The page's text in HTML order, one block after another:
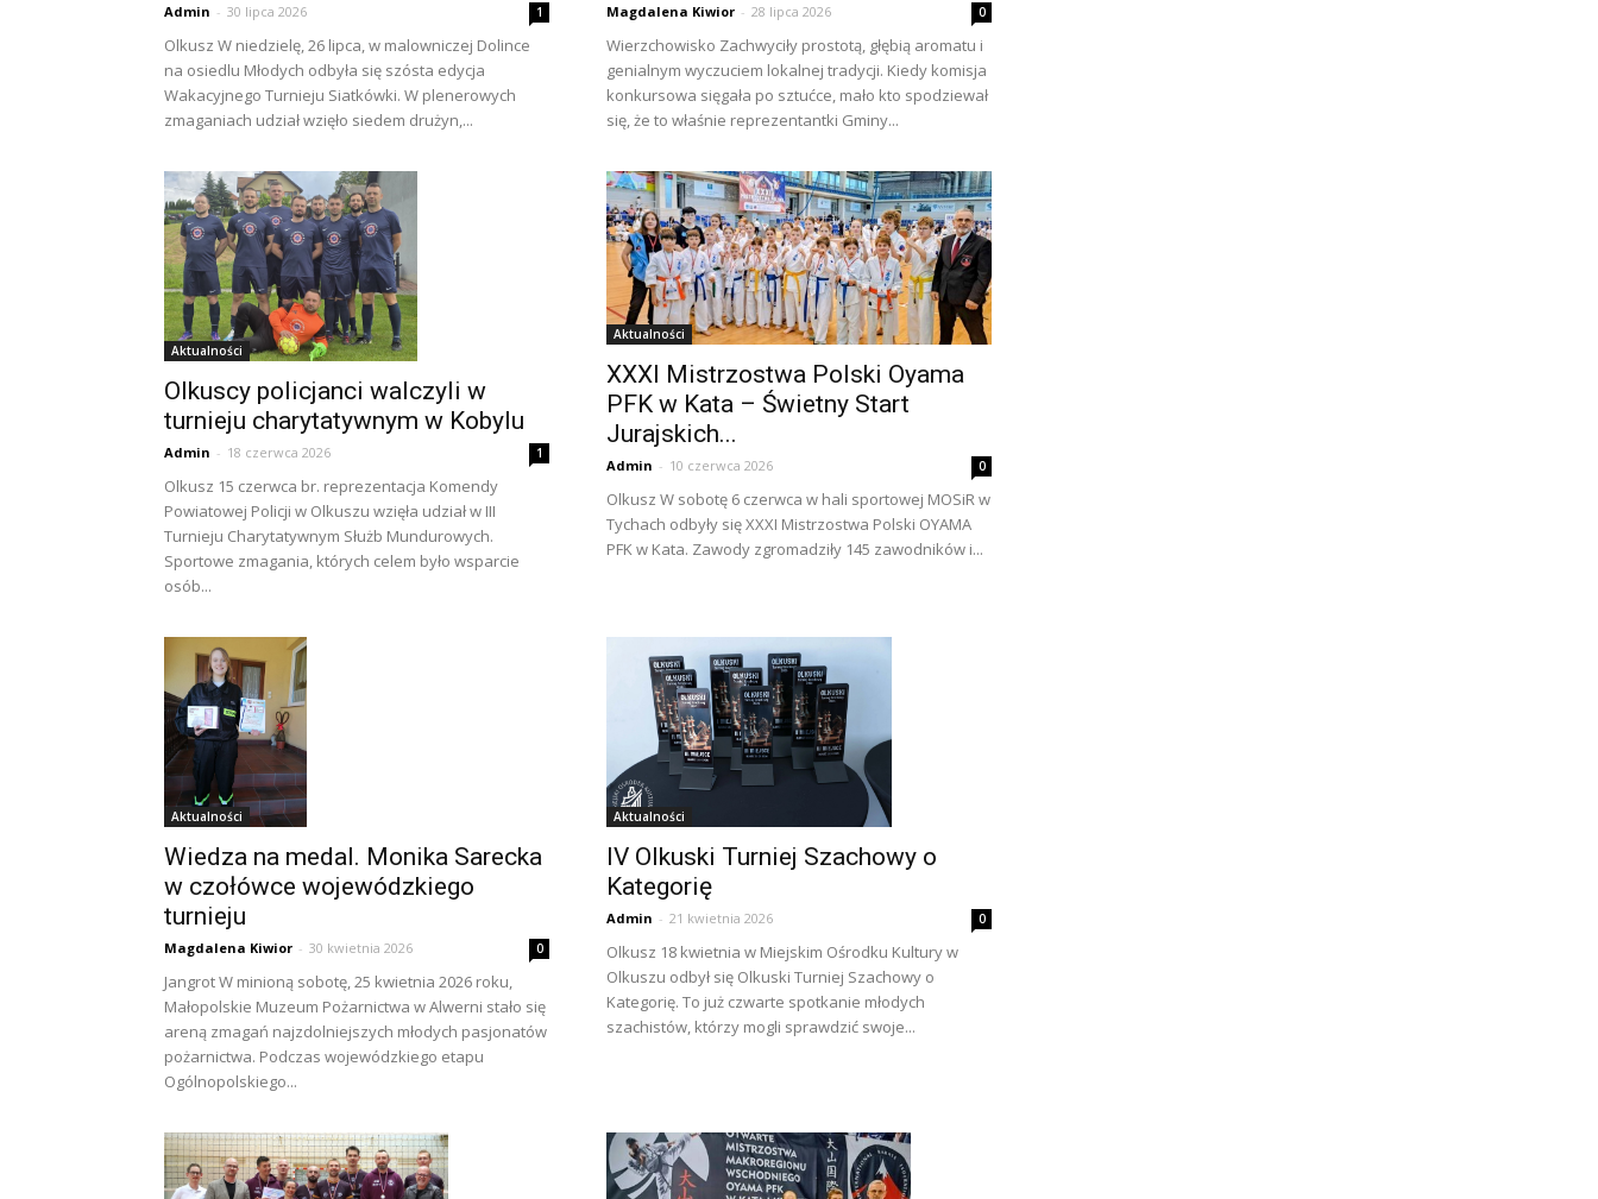
Admin - 30 lipca 2026 1
Olkusz W niedzielę, 26 lipca, w malowniczej Dolince
na osiedlu Młodych odbyła się szósta edycja
Wakacyjnego Turnieju Siatkówki. W plenerowych
zmaganiach udział wzięło siedem drużyn,...
Magdalena Kiwior - 28 lipca 2026 0
Wierzchowisko Zachwyciły prostotą, głębią aromatu i
genialnym wyczuciem lokalnej tradycji. Kiedy komisja
konkursowa sięgała po sztućce, mało kto spodziewał
się, że to właśnie reprezentantki Gminy...
Aktualności
Olkuscy policjanci walczyli w
turnieju charytatywnym w Kobylu
Admin - 18 czerwca 2026 1
Olkusz 15 czerwca br. reprezentacja Komendy
Powiatowej Policji w Olkuszu wzięła udział w III
Turnieju Charytatywnym Służb Mundurowych.
Sportowe zmagania, których celem było wsparcie
osób...
Aktualności
XXXI Mistrzostwa Polski Oyama
PFK w Kata – Świetny Start
Jurajskich...
Admin - 10 czerwca 2026 0
Olkusz W sobotę 6 czerwca w hali sportowej MOSiR w
Tychach odbyły się XXXI Mistrzostwa Polski OYAMA
PFK w Kata. Zawody zgromadziły 145 zawodników i...
Aktualności
Wiedza na medal. Monika Sarecka
w czołówce wojewódzkiego
turnieju
Magdalena Kiwior - 30 kwietnia 2026 0
Jangrot W minioną sobotę, 25 kwietnia 2026 roku,
Małopolskie Muzeum Pożarnictwa w Alwerni stało się
areną zmagań najzdolniejszych młodych pasjonatów
pożarnictwa. Podczas wojewódzkiego etapu
Ogólnopolskiego...
Aktualności
IV Olkuski Turniej Szachowy o
Kategorię
Admin - 21 kwietnia 2026 0
Olkusz 18 kwietnia w Miejskim Ośrodku Kultury w
Olkuszu odbył się Olkuski Turniej Szachowy o
Kategorię. To już czwarte spotkanie młodych
szachistów, którzy mogli sprawdzić swoje...